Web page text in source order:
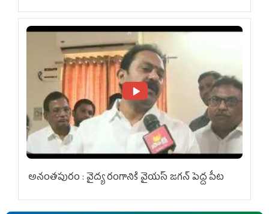
అనంతపురం : వైద్య రంగానికి వైయ‌స్ జ‌గ‌న్ పెద్ద పీట